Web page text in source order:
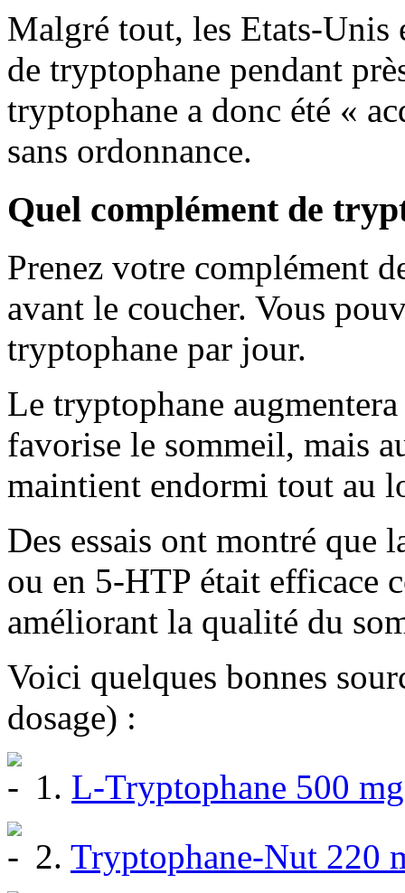
Malgré tout, les Etats-Unis
de tryptophane pendant
tryptophane a donc été «
sans ordonnance.
Quel complément de
Prenez votre complément
avant le coucher. Vous
tryptophane par jour.
Le tryptophane
favorise le sommeil, mais
maintient endormi tout au
Des essais ont montré que
ou en 5-HTP était efficace
améliorant la qualité du
Voici quelques bonnes
dosage) :
1. L-Tryptophane 500
2. Tryptophane-Nut 220